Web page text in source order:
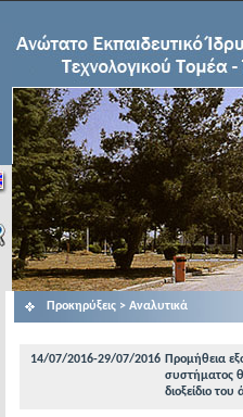
Προκηρύξεις > Αναλυτικά
14/07/2016-29/07/2016 Προμήθεια
συστήματος
διοξείδιο